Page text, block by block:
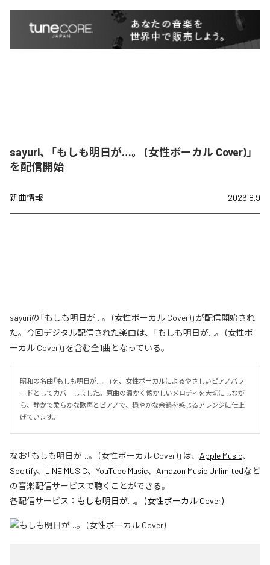
sayuri、「もしも明日が…。 (女性ボーカル Cover)」
を配信開始
新曲情報 2026.8.9
sayuriの「もしも明日が…。 (女性ボーカル Cover)」が配信開始され
た。今回デジタル配信された楽曲は、「もしも明日が…。 (女性ボ
ーカル Cover)」を含む全1曲となっている。
昭和の名曲「もしも明日が…。」を、女性ボーカルによるやさしいピアノバラ
ードとしてカバーしました。原曲の温かく懐かしいメロディを大切にしなが
ら、静かで柔らかな歌声とピアノで、穏やかな余韻を感じるアレンジに仕上
げています。
なお「もしも明日が…。 (女性ボーカル Cover)」は、 Apple Music、
Spotify、 LINE MUSIC、 YouTube Music、 Amazon Music Unlimitedなど
の音楽配信サービスで聴くことができる。
各配信サービス： もしも明日が…。 (女性ボーカル Cover)